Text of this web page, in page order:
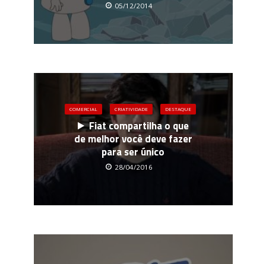
05/12/2014
COMERCIAL CRIATIVIDADE DESTAQUE
Fiat compartilha o que
de melhor você deve fazer
para ser único
28/04/2016